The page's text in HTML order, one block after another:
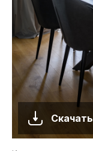
Скачать